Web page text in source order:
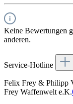
Keine Bewertungen
anderen.
Service-Hotline
Felix Frey & Philipp
Frey Waffenwelt e.K.